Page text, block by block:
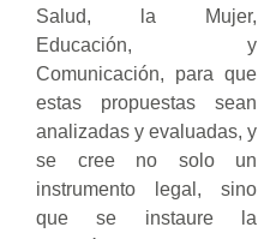
Salud, la Mujer,
Educación, y
Comunicación, para que
estas propuestas sean
analizadas y evaluadas, y
se cree no solo un
instrumento legal, sino
que se instaure la